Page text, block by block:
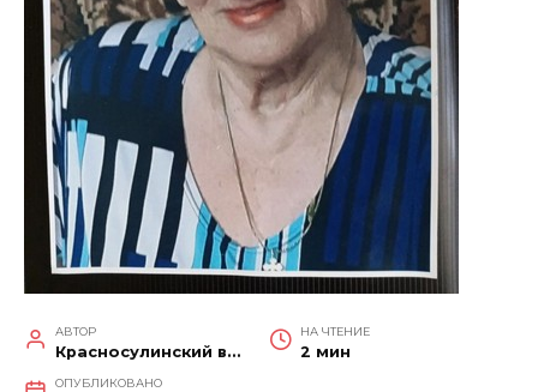
АВТОР
Красносулинский вестник
НА ЧТЕНИЕ
2 мин
ОПУБЛИКОВАНО